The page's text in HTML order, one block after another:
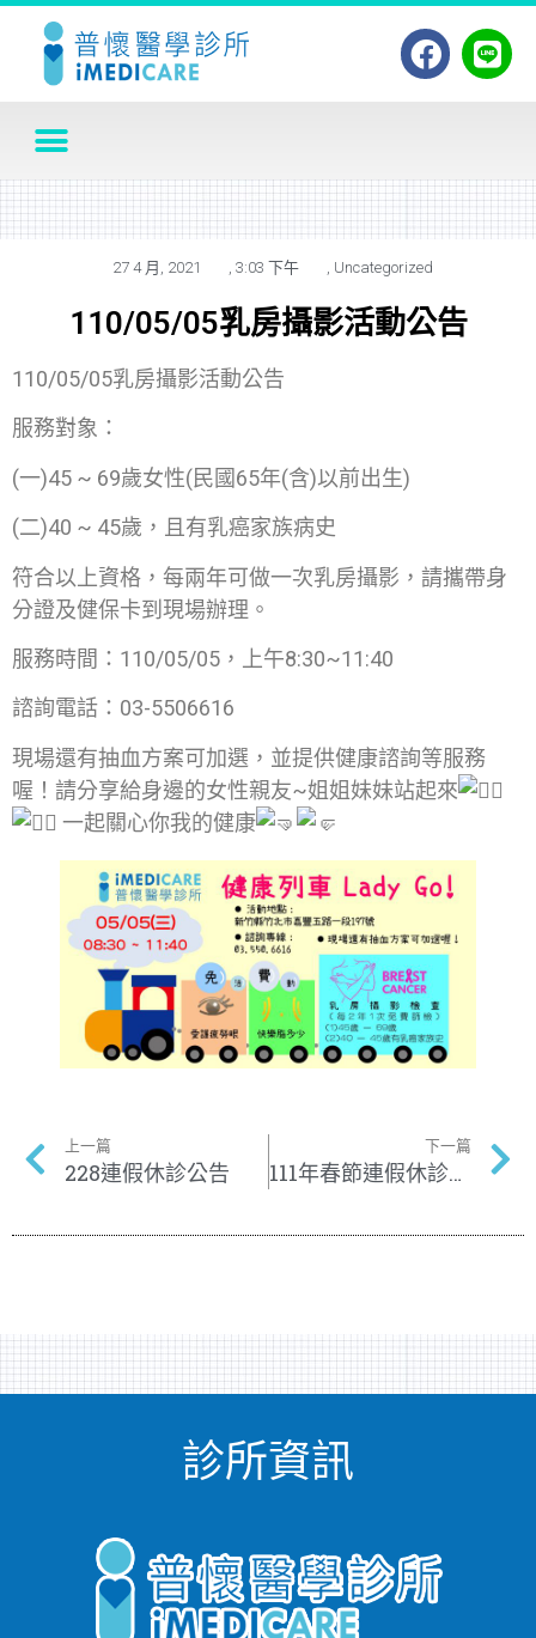
27 4 月, 2021 , 3:03 下午 , Uncategorized
110/05/05乳房攝影活動公告
110/05/05乳房攝影活動公告
服務對象：
(一)45 ~ 69歲女性(民國65年(含)以前出生)
(二)40 ~ 45歲，且有乳癌家族病史
符合以上資格，每兩年可做一次乳房攝影，請攜帶身
分證及健保卡到現場辦理。
服務時間：110/05/05，上午8:30~11:40
諮詢電話：03-5506616
現場還有抽血方案可加選，並提供健康諮詢等服務
喔！請分享給身邊的女性親友~姐姐妹妹站起來
一起關心你我的健康
上一篇
228連假休診公告
下一篇
111年春節連假休診公告
診所資訊